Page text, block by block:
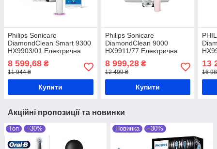
Philips Sonicare
DiamondClean Smart 9300
HX9903/01 Електрична
зубна щітка
8 599,68 ₴
11 944 ₴
Купити
Philips Sonicare
DiamondClean 9000
HX9911/77 Електрична
зубна щітка
8 999,28₴
12 499 ₴
Купити
13
16
Акційні пропозиції та новинки
Топ –30% Новинка –30%